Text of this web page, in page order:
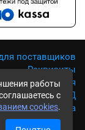
работы
с
cookies.
поставщиков
Реквизиты
использования
обработки ПД
Карта сайта